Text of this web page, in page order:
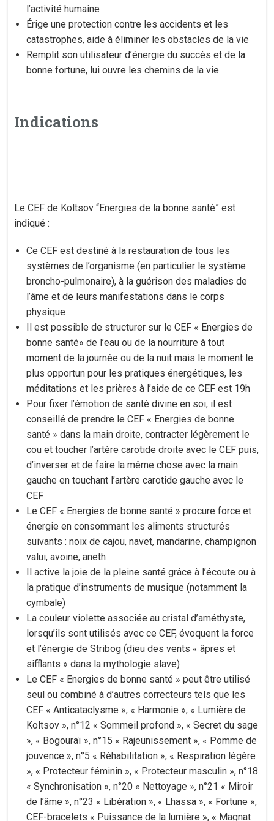
l’activité humaine
Érige une protection contre les accidents et les
catastrophes, aide à éliminer les obstacles de la vie
Remplit son utilisateur d’énergie du succès et de la
bonne fortune, lui ouvre les chemins de la vie
Indications
Le CEF de Koltsov “Energies de la bonne santé” est
indiqué :
Ce CEF est destiné à la restauration de tous les
systèmes de l’organisme (en particulier le système
broncho-pulmonaire), à la guérison des maladies de
l’âme et de leurs manifestations dans le corps
physique
Il est possible de structurer sur le CEF « Energies de
bonne santé» de l’eau ou de la nourriture à tout
moment de la journée ou de la nuit mais le moment le
plus opportun pour les pratiques énergétiques, les
méditations et les prières à l’aide de ce CEF est 19h
Pour fixer l’émotion de santé divine en soi, il est
conseillé de prendre le CEF « Energies de bonne
santé » dans la main droite, contracter légèrement le
cou et toucher l’artère carotide droite avec le CEF puis,
d’inverser et de faire la même chose avec la main
gauche en touchant l’artère carotide gauche avec le
CEF
Le CEF « Energies de bonne santé » procure force et
énergie en consommant les aliments structurés
suivants : noix de cajou, navet, mandarine, champignon
valui, avoine, aneth
Il active la joie de la pleine santé grâce à l’écoute ou à
la pratique d’instruments de musique (notamment la
cymbale)
La couleur violette associée au cristal d’améthyste,
lorsqu’ils sont utilisés avec ce CEF, évoquent la force
et l’énergie de Stribog (dieu des vents « âpres et
sifflants » dans la mythologie slave)
Le CEF « Energies de bonne santé » peut être utilisé
seul ou combiné à d’autres correcteurs tels que les
CEF « Anticataclysme », « Harmonie », « Lumière de
Koltsov », n°12 « Sommeil profond », « Secret du sage
», « Bogouraï », n°15 « Rajeunissement », « Pomme de
jouvence », n°5 « Réhabilitation », « Respiration légère
», « Protecteur féminin », « Protecteur masculin », n°18
« Synchronisation », n°20 « Nettoyage », n°21 « Miroir
de l’âme », n°23 « Libération », « Lhassa », « Fortune »,
CEF-bracelets « Puissance de la lumière », « Magnat